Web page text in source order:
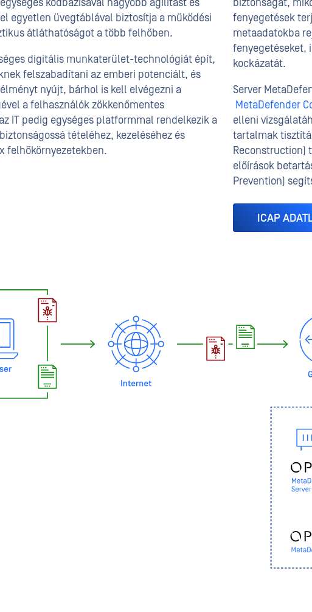
kódbázisával nagyobb agilitást és
egyetlen üvegtáblával biztosítja a működési
átláthatóságot a több felhőben.
digitális munkaterület-technológiát épít,
felszabadítani az emberi potenciált, és
nyújt, bárhol is kell elvégezni a
a felhasználók zökkenőmentes
IT pedig egységes platformmal rendelkezik a
tételéhez, kezeléséhez és
felhőkörnyezetekben.
biztonságát,
fenyegetések
metaadatokba
fenyegetéseket,
kockázatát.
Server
MetaDefender
elleni
tartalmak
Reconstruction)
előírások
Prevention)
ICAP